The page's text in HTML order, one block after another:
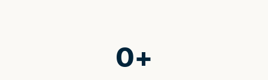
0+